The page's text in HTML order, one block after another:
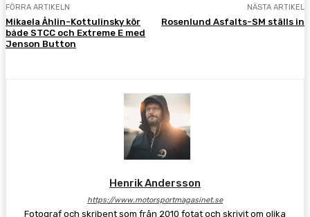
FÖRRA ARTIKELN
Mikaela Åhlin-Kottulinsky kör
både STCC och Extreme E med
Jenson Button
NÄSTA ARTIKEL
Rosenlund Asfalts-SM ställs in
Henrik Andersson
https://www.motorsportmagasinet.se
Fotograf och skribent som från 2010 fotat och skrivit om olika